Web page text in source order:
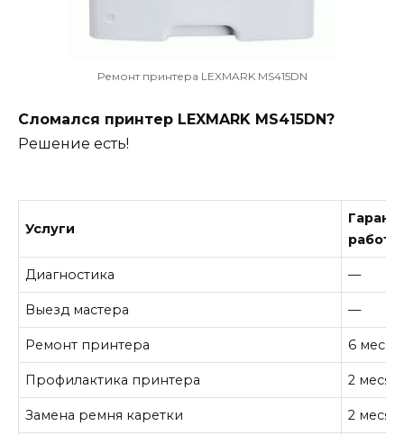
Ремонт принтера LEXMARK MS415DN
Сломался принтер LEXMARK MS415DN?
Решение есть!
Услуги
работу
Диагностика —
Выезд мастера —
Ремонт принтера 6
Профилактика принтера 2
Замена ремня каретки 2